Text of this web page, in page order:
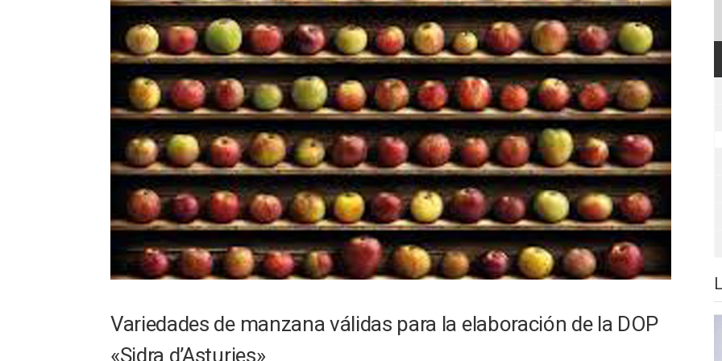
Variedades de manzana válidas para la elaboración de la DOP
«Sidra d’Asturies»